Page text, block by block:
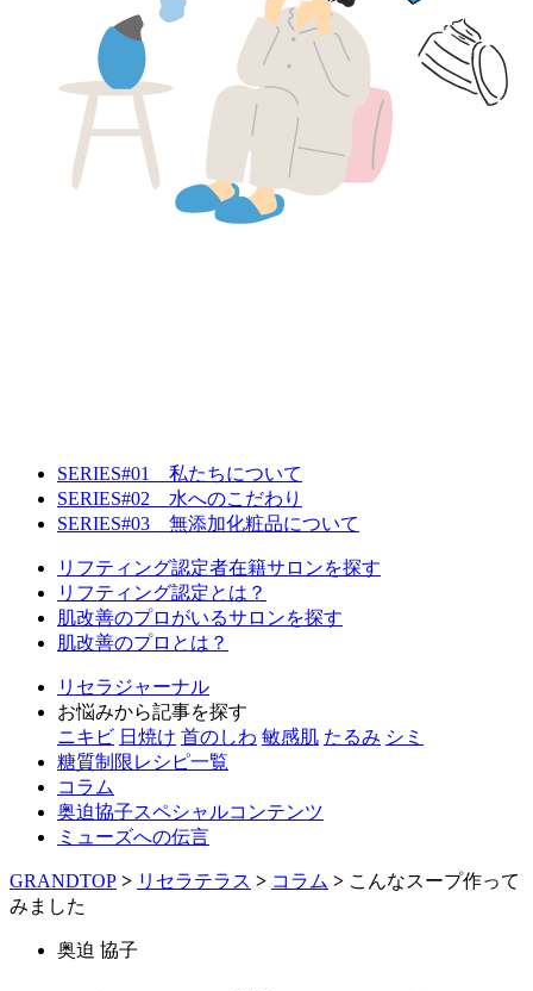
SERIES#01 私たちについて
SERIES#02 水へのこだわり
SERIES#03 無添加化粧品について
リフティング認定者在籍サロンを探す
リフティング認定とは？
肌改善のプロがいるサロンを探す
肌改善のプロとは？
リセラジャーナル
お悩みから記事を探す
ニキビ 日焼け 首のしわ 敏感肌 たるみ シミ
糖質制限レシピ一覧
コラム
奥迫協子スペシャルコンテンツ
ミューズへの伝言
GRANDTOP > リセラテラス > コラム > こんなスープ作って
みました
奥迫 協子